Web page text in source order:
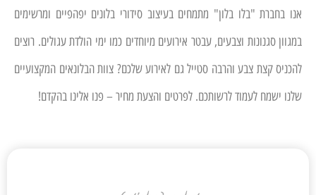
אנו בחברת "בלו בלון" מתמחים בעיצוב סידורי בלונים יפהפיים ומרשימים
במגוון סגנונות וצבעים, עבטר אירועים מיוחדים כמו ימי הולדת עגולים. רוצים
להכניס קצת צבע והרבה סטייל גם לאירוע שלכם? צוות הבלונאים המקצועיים
שלנו ישמח לעמוד לרשותכם. לפרטים והצעת מחיר – פנו אלינו בהקדם!